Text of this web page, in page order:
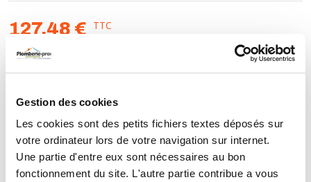
Gestion des cookies
Les cookies sont des petits fichiers textes déposés sur
votre ordinateur lors de votre navigation sur internet.
Une partie d'entre eux sont nécessaires au bon
fonctionnement du site. L'autre partie contribue a vous
127,48 € TTC
106,23 €
Retours et échanges jusqu'à 90 jours
En savoir plus